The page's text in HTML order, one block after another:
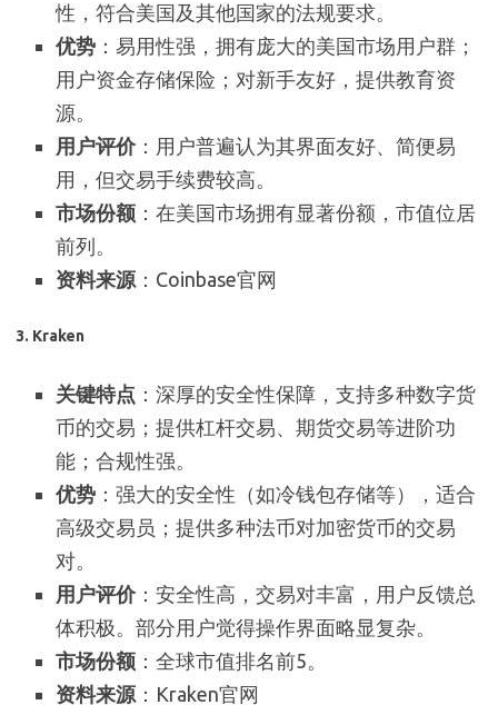
性，符合美国及其他国家的法规要求。
优势 ：易用性强，拥有庞大的美国市场用户群；
用户资金存储保险；对新手友好，提供教育资
源。
用户评价：用户普遍认为其界面友好、简便易
用，但交易手续费较高。
市场份额 ：在美国市场拥有显著份额，市值位居
前列。
资料来源 ：Coinbase官网
3. Kraken
关键特点 ：深厚的安全性保障，支持多种数字货
币的交易；提供杠杆交易、期货交易等进阶功
能；合规性强。
优势 ：强大的安全性（如冷钱包存储等），适合
高级交易员；提供多种法币对加密货币的交易
对。
用户评价：安全性高，交易对丰富，用户反馈总
体积极。部分用户觉得操作界面略显复杂。
市场份额 ：全球市值排名前5。
资料来源 ：Kraken官网